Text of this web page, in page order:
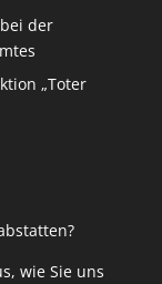
der
„Toter
wie Sie uns